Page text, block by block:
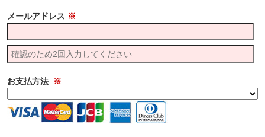
メールアドレス ※
お支払方法 ※